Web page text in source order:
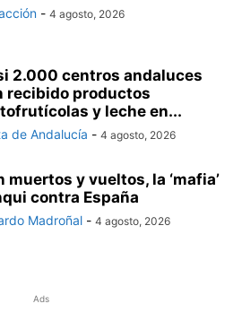
- 4 agosto, 2026
2.000 centros andaluces
recibido productos
y leche en...
de Andalucía - 4 agosto, 2026
muertos y vueltos, la ‘mafia’
contra España
Madroñal - 4 agosto, 2026
Ads